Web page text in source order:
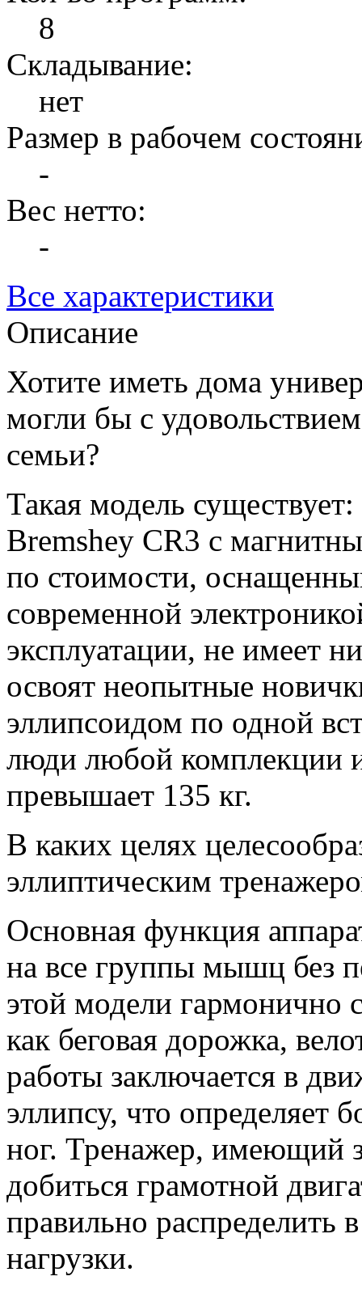
8
Складывание:
нет
Размер в рабочем
-
Вес нетто:
-
Все характеристики
Описание
Хотите иметь дома
могли бы с
семьи?
Такая модель
Bremshey CR3 с
по стоимости,
современной
эксплуатации, не имеет
освоят неопытные
эллипсоидом по одной
люди любой комплекции
превышает 135 кг.
В каких целях
эллиптическим
Основная функция
на все группы мышц без
этой модели гармонично
как беговая дорожка,
работы заключается в
эллипсу, что определяет
ног. Тренажер, имеющий
добиться грамотной
правильно распределить
нагрузки.